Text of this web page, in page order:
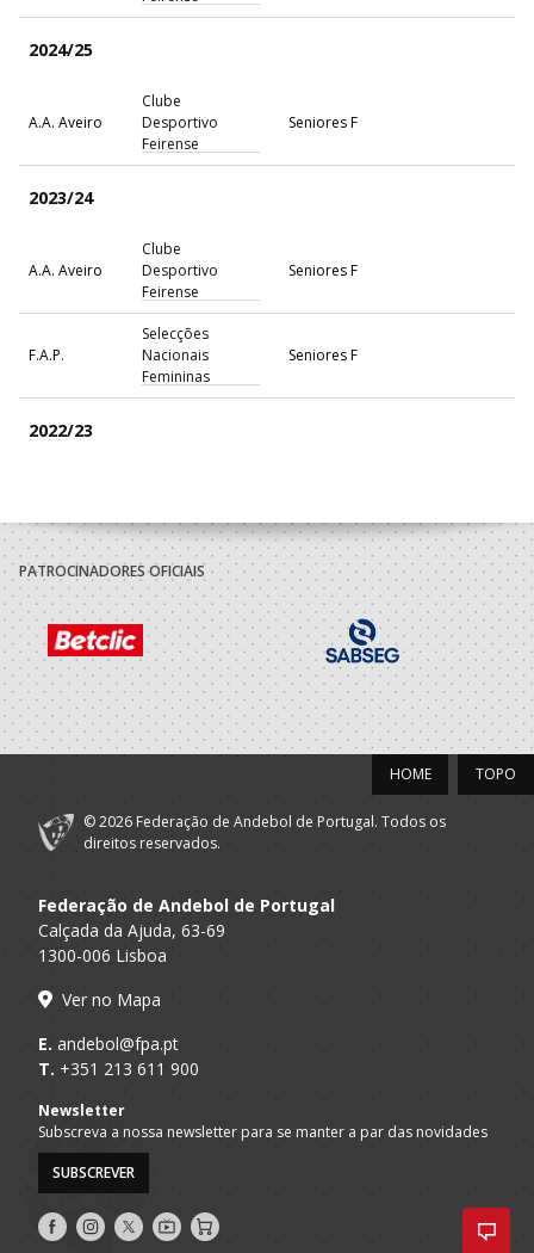
2024/25
A.A. Aveiro
Clube
Desportivo
Feirense
Seniores F
2023/24
A.A. Aveiro
Clube
Desportivo
Feirense
Seniores F
F.A.P.
Selecções
Nacionais
Femininas
Seniores F
2022/23
Ambiente
Solidariedade
F.A.P.
Selecções
Nacionais
Femininas
SUB-18 F
2021/22
Maiastars-Clube
Desporto Cultura
SUB-17 F / SUB-20 F
Maiastars-Clube
Solidariedade
Clube
A.A. Aveiro
Clube
Desportivo
Feirense
F.A.P.
Nacionais
SUB-17 F
2020/21
PATROCINADORES OFICIAIS
TOPO
HOME
© 2026 Federação de Andebol de Portugal. Todos os
direitos reservados.
Federação de Andebol de Portugal
Calçada da Ajuda, 63-69
1300-006 Lisboa
Ver no Mapa
E. andebol@fpa.pt
T. +351 213 611 900
Newsletter
Subscreva a nossa newsletter para se manter a par das novidades
SUBSCREVER
Siga- Siga- Siga- AndebolTV
Loja